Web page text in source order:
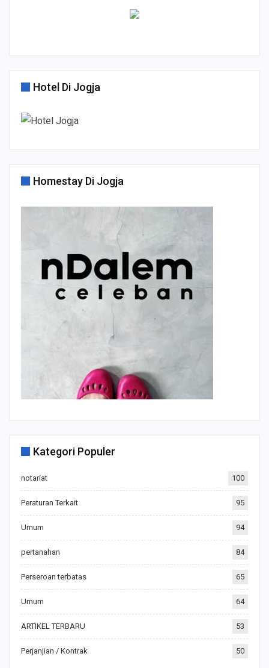
Hotel Di Jogja
Homestay Di Jogja
Kategori Populer
notariat 100
Peraturan Terkait 95
Umum 94
pertanahan 84
Perseroan terbatas 65
Umum 64
ARTIKEL TERBARU 53
Perjanjian / Kontrak 50